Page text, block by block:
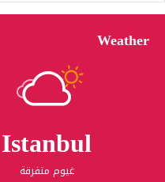
Weather
Istanbul
غيوم متفرقة